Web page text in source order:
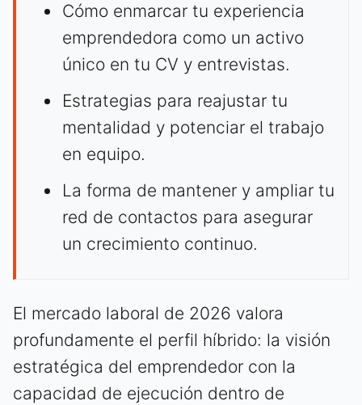
Cómo enmarcar tu experiencia
emprendedora como un activo
único en tu CV y entrevistas.
Estrategias para reajustar tu
mentalidad y potenciar el trabajo
en equipo.
La forma de mantener y ampliar tu
red de contactos para asegurar
un crecimiento continuo.
El mercado laboral de 2026 valora
profundamente el perfil híbrido: la visión
estratégica del emprendedor con la
capacidad de ejecución dentro de